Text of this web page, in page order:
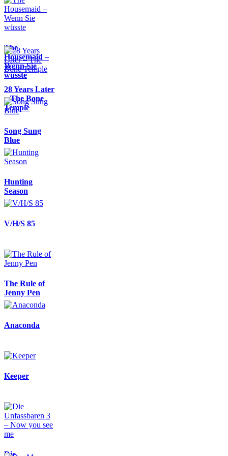
The
Housemaid –
Wenn Sie
wüsste
28 Years Later
– The Bone
Temple
Song Sung
Blue
Hunting
Season
V/H/S 85
The Rule of
Jenny Pen
Anaconda
Keeper
Die